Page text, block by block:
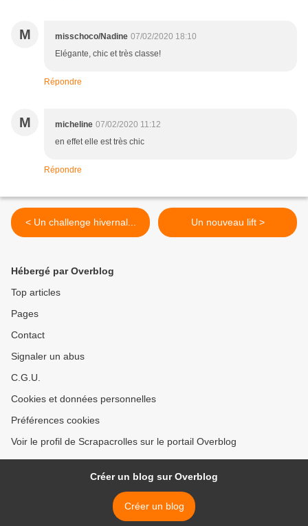
M misschoco/Nadine 07/02/2020 18:10
Elégante, chic et très classe!
Répondre
M micheline 07/02/2020 11:12
en effet elle est très chic
Répondre
< Un challenge hivernal... Un nouveau lift >
Hébergé par Overblog
Top articles
Pages
Contact
Signaler un abus
C.G.U.
Cookies et données personnelles
Préférences cookies
Voir le profil de Scrapacrolles sur le portail Overblog
Créer un blog sur Overblog
Créer un blog